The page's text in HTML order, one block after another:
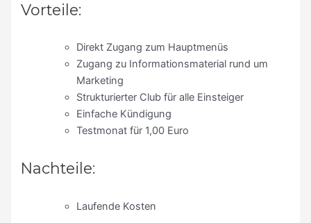
Vorteile:
Direkt Zugang zum Hauptmenüs
Zugang zu Informationsmaterial rund um
Marketing
Strukturierter Club für alle Einsteiger
Einfache Kündigung
Testmonat für 1,00 Euro
Nachteile:
Laufende Kosten